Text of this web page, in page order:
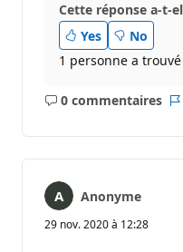
Cette réponse a-t-
Yes
No
1 personne a
0 commentaires
Aucun
Anonyme
29 nov. 2020 à 12:28